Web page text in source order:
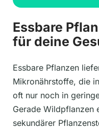
Essbare
für deine
Essbare Pflanzen
Mikronährstoffe, die
oft nur noch in
Gerade Wildpflanzen
sekundärer